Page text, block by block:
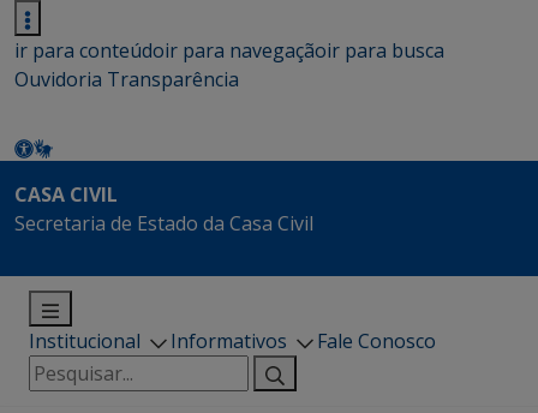
ir para conteúdoir para navegaçãoir para busca
Ouvidoria Transparência
CASA CIVIL
Secretaria de Estado da Casa Civil
Institucional Informativos
Fale Conosco
Pesquisar
por: